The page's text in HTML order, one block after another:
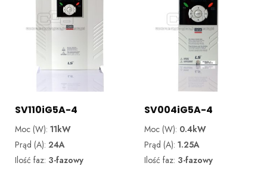
SV110iG5A-4
Moc (W): 11kW
Prąd (A): 24A
Ilość faz: 3-fazowy
SV004iG5A-4
Moc (W): 0.4kW
Prąd (A):1.25A
Ilość faz: 3-fazowy